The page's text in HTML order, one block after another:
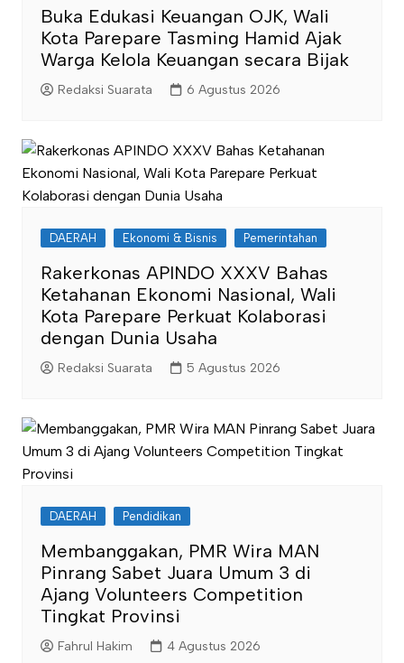
Buka Edukasi Keuangan OJK, Wali
Kota Parepare Tasming Hamid Ajak
Warga Kelola Keuangan secara Bijak
Redaksi Suarata 6 Agustus 2026
DAERAH Ekonomi & Bisnis Pemerintahan
Rakerkonas APINDO XXXV Bahas
Ketahanan Ekonomi Nasional, Wali
Kota Parepare Perkuat Kolaborasi
dengan Dunia Usaha
Redaksi Suarata 5 Agustus 2026
DAERAH Pendidikan
Membanggakan, PMR Wira MAN
Pinrang Sabet Juara Umum 3 di
Ajang Volunteers Competition
Tingkat Provinsi
Fahrul Hakim 4 Agustus 2026